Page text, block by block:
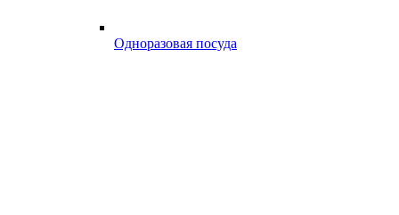
Одноразовая посуда